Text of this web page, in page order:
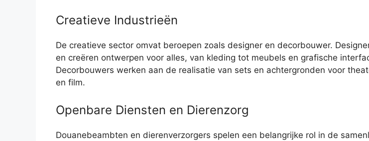
Creatieve Industrieën
De creatieve sector omvat beroepen zoals designer en decorbouwer.
en creëren ontwerpen voor alles, van kleding tot meubels en grafische
Decorbouwers werken aan de realisatie van sets en achtergronden voor
en film.
Openbare Diensten en Dierenzorg
Douanebeambten en dierenverzorgers spelen een belangrijke rol in de